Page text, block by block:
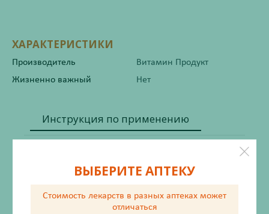
ХАРАКТЕРИСТИКИ
Производитель
Витамин Продукт
Жизненно важный
Нет
Инструкция по применению
Описание
ВЫБЕРИТЕ АПТЕКУ
Стоимость лекарств в разных аптеках может
отличаться